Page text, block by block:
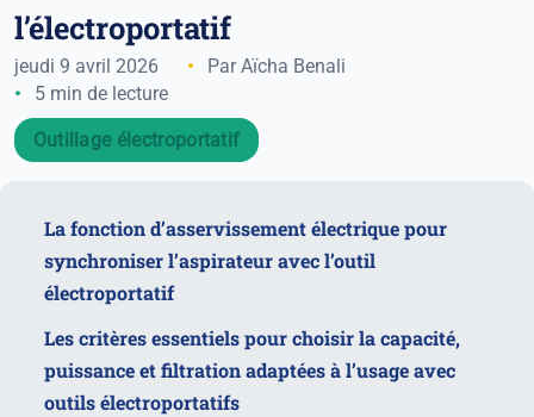
l’électroportatif
jeudi 9 avril 2026
Par Aïcha Benali
5 min de lecture
Outillage électroportatif
La fonction d’asservissement électrique pour
synchroniser l’aspirateur avec l’outil
électroportatif
Les critères essentiels pour choisir la capacité,
puissance et filtration adaptées à l’usage avec
outils électroportatifs